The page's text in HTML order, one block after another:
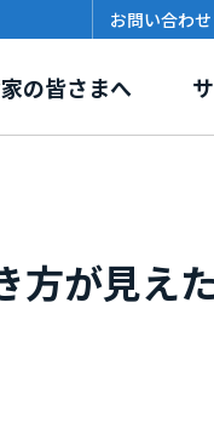
方が見え
お問い合わせ
本支店・出張所
ィスクロージャー・ポ
の皆さまへ
外部評価
各種デ